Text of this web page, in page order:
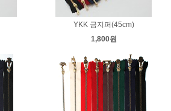
YKK 금지퍼(45cm)
1,800원